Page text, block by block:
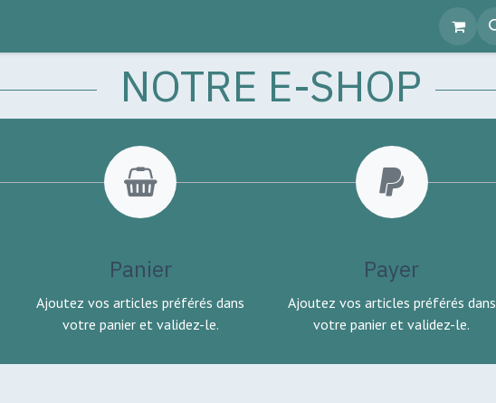
NOTRE E-SHOP
Panier
Ajoutez vos articles préférés dans
votre panier et validez-le.
Payer
Ajoutez vos articles préférés dans
votre panier et validez-le.